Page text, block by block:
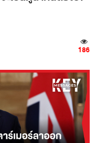
186